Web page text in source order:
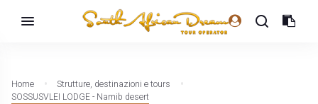
Home
Strutture, destinazioni e tours
SOSSUSVLEI LODGE - Namib desert